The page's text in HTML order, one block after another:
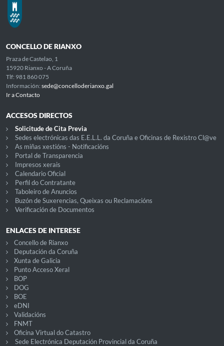
CONCELLO DE RIANXO
Praza de Castelao, 1
15920 Rianxo - A Coruña
Tlf: 981 860 075
Información: sede@concelloderianxo.gal
Ir a Contacto
ACCESOS DIRECTOS
Solicitude de Cita Previa
Sedes electrónicas das E.E.L.L. da Coruña e Oficinas de Rexistro Cl@ve
As miñas xestións - Notificacións
Portal de Transparencia
Impresos xerais
Calendario Oficial
Perfil do Contratante
Taboleiro de Anuncios
Buzón de Suxerencias, Queixas ou Reclamacións
Verificación de Documentos
ENLACES DE INTERESE
Concello de Rianxo
Deputación da Coruña
Xunta de Galicia
Punto Acceso Xeral
BOP
DOG
BOE
eDNI
Validacións
FNMT
Oficina Virtual do Catastro
Sede Electrónica Deputación Provincial da Coruña